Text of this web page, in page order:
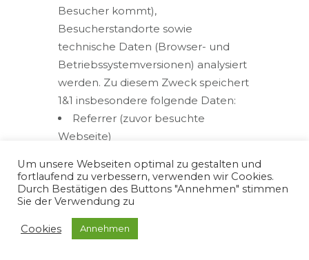
Besucher kommt),
Besucherstandorte sowie
technische Daten (Browser- und
Betriebssystemversionen) analysiert
werden. Zu diesem Zweck speichert
1&1 insbesondere folgende Daten:
Referrer (zuvor besuchte
Webseite)
Datei
Browsertyp und Browserversion
verwendetes Betriebssystem
verwendeter Gerätetyp
Uhrzeit des Zugriffs
Um unsere Webseiten optimal zu gestalten und
fortlaufend zu verbessern, verwenden wir Cookies.
Durch Bestätigen des Buttons "Annehmen" stimmen
Sie der Verwendung zu
Cookies Annehmen